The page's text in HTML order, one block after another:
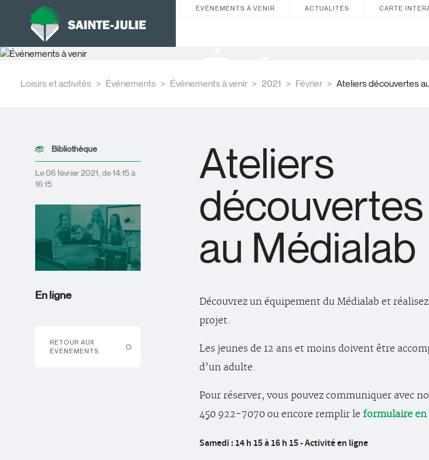
ÉVÉNEMENTS À VENIR ACTUALITÉS CARTE
Loisirs et activités Événements Événements à venir 2021 Février Ateliers découvertes
Bibliothèque
Le 06 février 2021, de 14:15 à
16:15
En ligne
RETOUR AUX
ÉVÉNEMENTS
Ateliers
découvertes
au Médialab
Découvrez un équipement du Médialab et
projet.
Les jeunes de 12 ans et moins doivent être
d’un adulte.
Pour réserver, vous pouvez communiquer avec
450 922-7070 ou encore remplir le formulaire en
Samedi : 14 h 15 à 16 h 15 - Activité en ligne